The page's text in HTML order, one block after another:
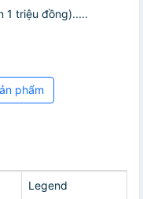
1 triệu đồng).....
phẩm
Legend